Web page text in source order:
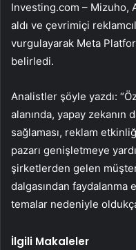
Investing.com – Mizuho,
aldı ve çevrimiçi
vurgulayarak Meta
belirledi.
Analistler şöyle yazdı:
alanında, yapay zekanın
sağlaması, reklam
pazarı genişletmeye
şirketlerden gelen
dalgasından faydalanma
temalar nedeniyle
İlgili Makaleler